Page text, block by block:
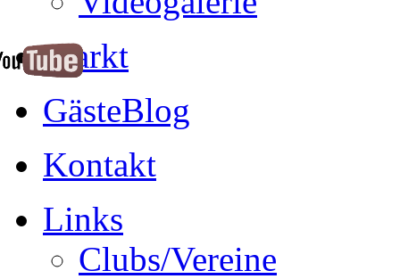
Markt
GästeBlog
Kontakt
Links
Clubs/Vereine